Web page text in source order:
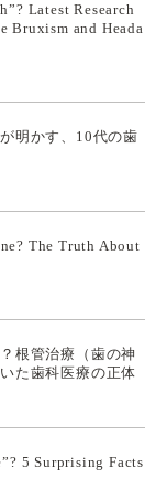
Latest Research
Bruxism and Heada
明かす、10代の歯
The Truth About
根管治療（歯の神
た歯科医療の正体
5 Surprising Facts